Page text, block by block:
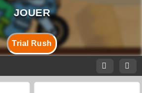
Trial Rush